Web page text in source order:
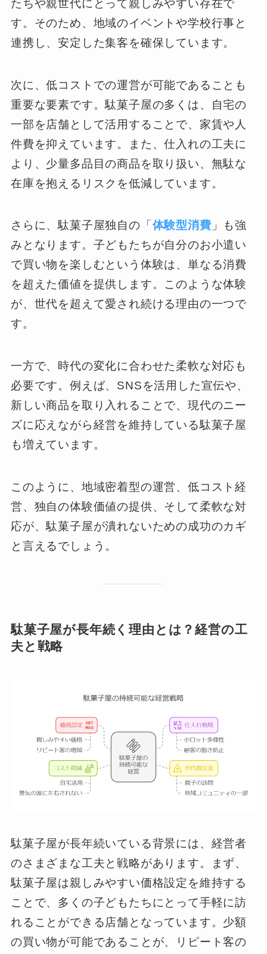
たちや親世代にとって親しみやすい存在で
す。そのため、地域のイベントや学校行事と
連携し、安定した集客を確保しています。
次に、低コストでの運営が可能であることも
重要な要素です。駄菓子屋の多くは、自宅の
一部を店舗として活用することで、家賃や人
件費を抑えています。また、仕入れの工夫に
より、少量多品目の商品を取り扱い、無駄な
在庫を抱えるリスクを低減しています。
さらに、駄菓子屋独自の「 体験型消費 」も強
みとなります。子どもたちが自分のお小遣い
で買い物を楽しむという体験は、単なる消費
を超えた価値を提供します。このような体験
が、世代を超えて愛され続ける理由の一つで
す。
一方で、時代の変化に合わせた柔軟な対応も
必要です。例えば、SNSを活用した宣伝や、
新しい商品を取り入れることで、現代のニー
ズに応えながら経営を維持している駄菓子屋
も増えています。
このように、地域密着型の運営、低コスト経
営、独自の体験価値の提供、そして柔軟な対
応が、駄菓子屋が潰れないための成功のカギ
と言えるでしょう。
駄菓子屋が長年続く理由とは？経営の工
夫と戦略
駄菓子屋が長年続いている背景には、経営者
のさまざまな工夫と戦略があります。まず、
駄菓子屋は親しみやすい価格設定を維持する
ことで、多くの子どもたちにとって手軽に訪
れることができる店舗となっています。少額
の買い物が可能であることが、リピート客の